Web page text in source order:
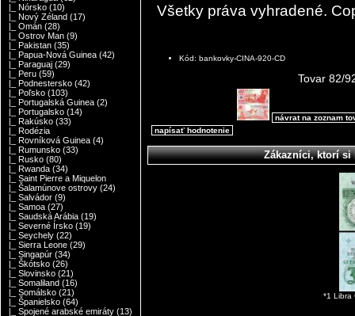
|_ Nórsko (10)
|_ Nový Zéland (17)
|_ Omán (28)
|_ Ostrov Man (9)
|_ Pakistan (35)
|_ Papua-Nová Guinea (42)
|_ Paraguaj (29)
|_ Peru (59)
|_ Podnestersko (42)
|_ Poľsko (103)
|_ Portugalská Guinea (2)
|_ Portugalsko (14)
|_ Rakúsko (33)
|_ Rodézia
|_ Rovníková Guinea (4)
|_ Rumunsko (33)
|_ Rusko (80)
|_ Rwanda (34)
|_ Saint Pierre a Miquelon
|_ Šalamúnove ostrovy (24)
|_ Salvádor (9)
|_ Samoa (27)
|_ Saudská Arábia (19)
|_ Severné Írsko (19)
|_ Seychely (22)
|_ Sierra Leone (29)
|_ Singapúr (34)
|_ Škótsko (26)
|_ Slovinsko (21)
|_ Somaliland (16)
|_ Somálsko (21)
|_ Španielsko (64)
|_ Spojené arabské emiráty (13)
Všetky práva vyhradené.
Kód: bankovky-CINA-920-CD
Tovar 82/
návrat na zoznam
napísať hodnotenie
Zákazníci, ktorí si
*1 Libra